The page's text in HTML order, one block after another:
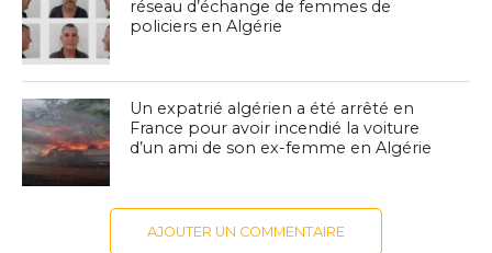
réseau d’échange de femmes de
policiers en Algérie
Un expatrié algérien a été arrêté en
France pour avoir incendié la voiture
d’un ami de son ex-femme en Algérie
AJOUTER UN COMMENTAIRE